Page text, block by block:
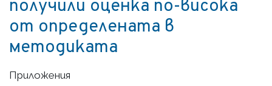
получили оценка по-висока
от определената в
методиката
Приложения